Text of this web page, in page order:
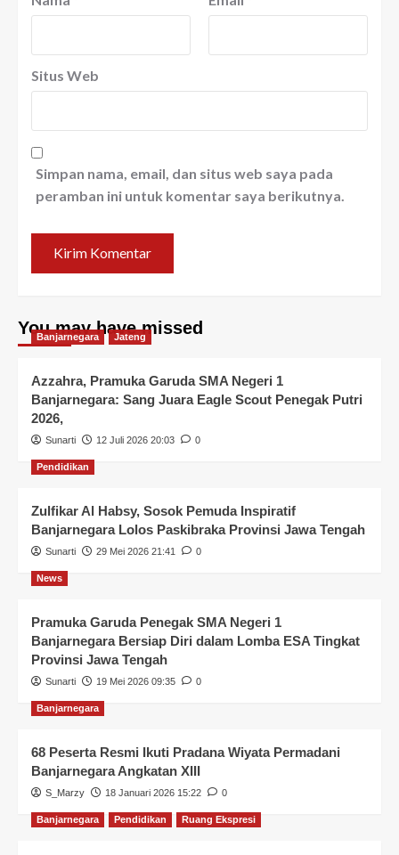
Situs Web
Simpan nama, email, dan situs web saya pada
peramban ini untuk komentar saya berikutnya.
You may have missed
Banjarnegara Jateng
Azzahra, Pramuka Garuda SMA Negeri 1
Banjarnegara: Sang Juara Eagle Scout Penegak Putri
2026,
Sunarti 12 Juli 2026 20:03 0
Pendidikan
Zulfikar Al Habsy, Sosok Pemuda Inspiratif
Banjarnegara Lolos Paskibraka Provinsi Jawa Tengah
Sunarti 29 Mei 2026 21:41 0
News
Pramuka Garuda Penegak SMA Negeri 1
Banjarnegara Bersiap Diri dalam Lomba ESA Tingkat
Provinsi Jawa Tengah
Sunarti 19 Mei 2026 09:35 0
Banjarnegara
68 Peserta Resmi Ikuti Pradana Wiyata Permadani
Banjarnegara Angkatan XIII
S_Marzy 18 Januari 2026 15:22 0
Banjarnegara Pendidikan Ruang Ekspresi